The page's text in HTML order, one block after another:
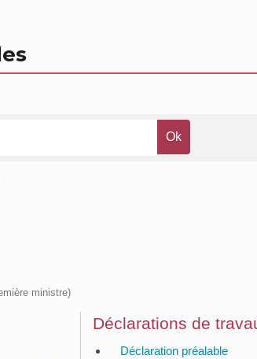
ministre)
Déclarations de
Déclaration préalable